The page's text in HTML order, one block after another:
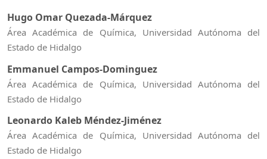
Hugo Omar Quezada-Márquez
Área Académica de Química, Universidad Autónoma del
Estado de Hidalgo
Emmanuel Campos-Dominguez
Área Académica de Química, Universidad Autónoma del
Estado de Hidalgo
Leonardo Kaleb Méndez-Jiménez
Área Académica de Química, Universidad Autónoma del
Estado de Hidalgo